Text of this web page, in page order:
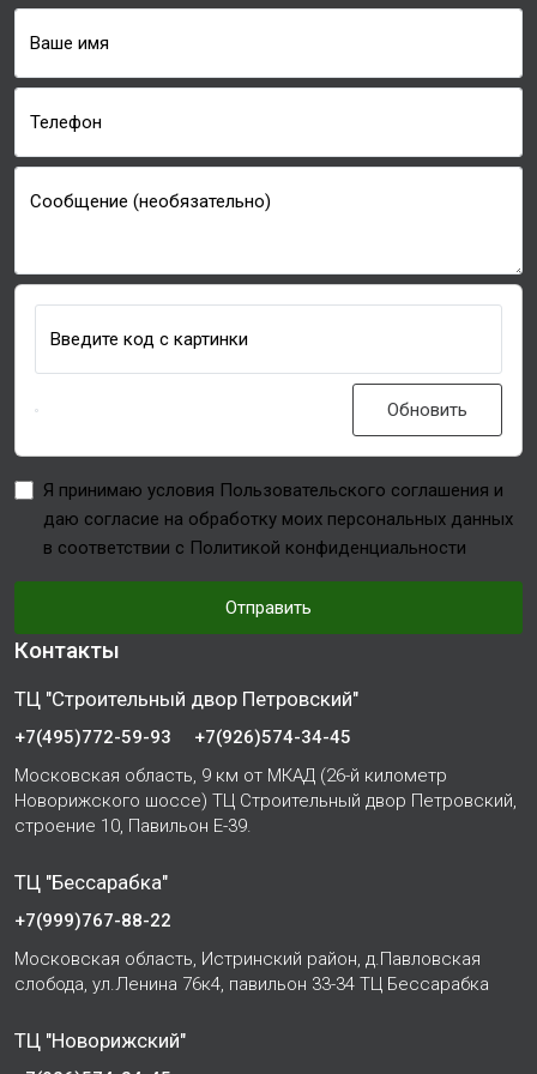
Ваше имя
Телефон
Сообщение (необязательно)
Введите код с картинки
Обновить
Я принимаю условия Пользовательского соглашения и
даю согласие на обработку моих персональных данных
в соответствии с Политикой конфиденциальности
Отправить
Контакты
ТЦ "Строительный двор Петровский"
+7(495)772-59-93
+7(926)574-34-45
Московская область, 9 км от МКАД (26-й километр
Новорижского шоссе) ТЦ Строительный двор Петровский,
строение 10, Павильон Е-39.
ТЦ "Бессарабка"
+7(999)767-88-22
Московская область, Истринский район, д.Павловская
слобода, ул.Ленина 76к4, павильон 33-34 ТЦ Бессарабка
ТЦ "Новорижский"